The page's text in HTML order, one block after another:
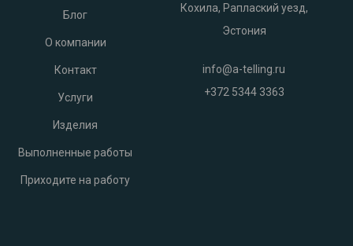
Блог
О компании
Контакт
Услуги
Изделия
Выполненные работы
Приходите на работу
Кохила, Раплаский уезд,
Эстония
info@a-telling.ru
+372 5344 3363